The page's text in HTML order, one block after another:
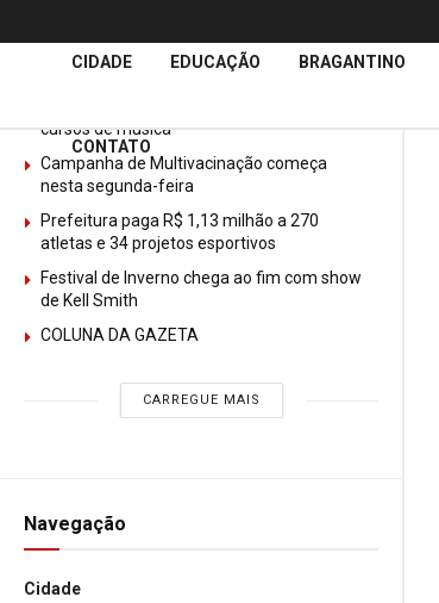
ÚltimasNotícias
cursos de música
Campanha de Multivacinação começa
nesta segunda-feira
Prefeitura paga R$ 1,13 milhão a 270
atletas e 34 projetos esportivos
Festival de Inverno chega ao fim com show
de Kell Smith
COLUNA DA GAZETA
CARREGUE MAIS
Navegação
Cidade
CIDADE EDUCAÇÃO BRAGANTINO
CONTATO